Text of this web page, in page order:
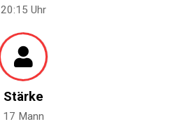
20:15 Uhr
Stärke
17 Mann